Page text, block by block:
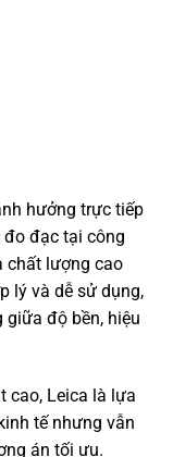
hưởng trực tiếp
đạc tại công
chất lượng cao
lý và dễ sử dụng,
độ bền, hiệu
cao, Leica là lựa
tế nhưng vẫn
án tối ưu.